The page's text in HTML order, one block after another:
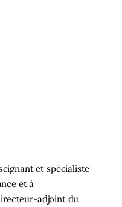
et spécialiste
et à
adjoint du